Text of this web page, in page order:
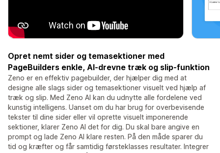
Opret nemt sider og temasektioner med
PageBuilders enkle, AI-drevne træk og slip-funktion
Zeno er en effektiv pagebuilder, der hjælper dig med at
designe alle slags sider og temasektioner visuelt ved hjælp af
træk og slip. Med Zeno AI kan du udnytte alle fordelene ved
kunstig intelligens. Uanset om du har brug for overbevisende
tekster til dine sider eller vil oprette visuelt imponerende
sektioner, klarer Zeno AI det for dig. Du skal bare angive en
prompt og lade Zeno AI klare resten. På den måde sparer du
tid og kræfter og får samtidig førsteklasses resultater. Integrer